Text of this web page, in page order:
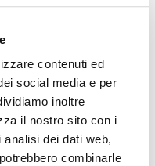
contenuti ed
social media e per
inoltre
il nostro sito con i
dei dati web,
combinarle